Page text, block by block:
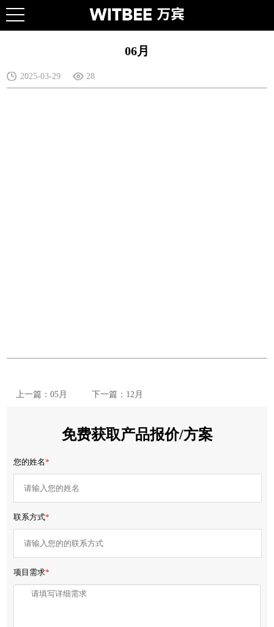
06月
2025-03-29 28
上一篇：05月 下一篇：12月
免费获取产品报价/方案
您的姓名*
联系方式*
项目需求*